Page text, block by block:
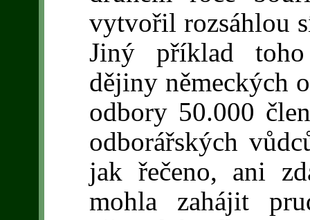
vytvořil rozsáhlou
Jiný příklad
dějiny německých
odbory 50.000
odborářských
jak řečeno, ani
mohla zahájit